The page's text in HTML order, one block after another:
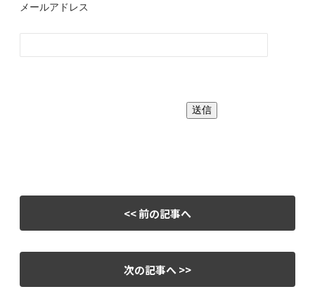
メールアドレス
<< 前の記事へ
次の記事へ >>